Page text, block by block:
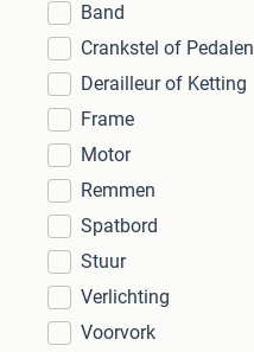
Band
Crankstel of Pedalen
Derailleur of Ketting
Frame
Motor
Remmen
Spatbord
Stuur
Verlichting
Voorvork